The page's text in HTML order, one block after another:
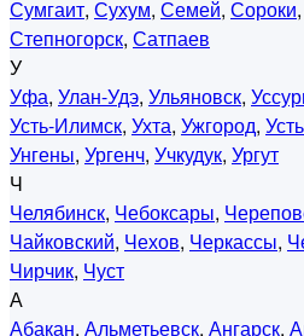
Сумгаит, Сухум, Семей, Сороки,
Степногорск, Сатпаев
У
Уфа, Улан-Удэ, Ульяновск,
Усть-Илимск, Ухта, Ужгород,
Унгены, Ургенч, Учкудук, Ургут
Ч
Челябинск, Чебоксары,
Чайковский, Чехов, Черкассы,
Чирчик, Чуст
А
Абакан, Альметьевск, Ангарск,